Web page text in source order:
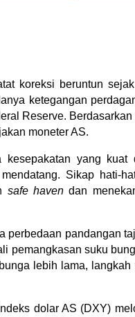
koreksi beruntun
ketegangan
Reserve.
moneter AS.
yang
Sikap hati-
safe haven dan
pandangan
pemangkasan suku
lebih lama,
dolar AS (DXY)